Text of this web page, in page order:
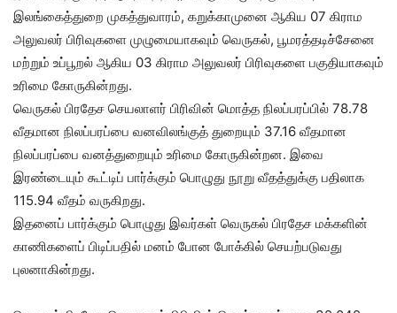
இலங்கைத்துறை முகத்துவாரம், கறுக்காமுனை ஆகிய 07 கிராம
அலுவலர் பிரிவுகளை முழுமையாகவும் வெருகல், பூமரத்தடிச்சேனை
மற்றும் உப்பூறல் ஆகிய 03 கிராம அலுவலர் பிரிவுகளை பகுதியாகவும்
உரிமை கோருகின்றது.
வெருகல் பிரதேச செயலாளர் பிரிவின் மொத்த நிலப்பரப்பில் 78.78
வீதமான நிலப்பரப்பை வனவிலங்குத் துறையும் 37.16 வீதமான
நிலப்பரப்பை வனத்துறையும் உரிமை கோருகின்றன. இவை
இரண்டையும் கூட்டிப் பார்க்கும் பொழுது நூறு வீதத்துக்கு பதிலாக
115.94 வீதம் வருகிறது.
இதனைப் பார்க்கும் பொழுது இவர்கள் வெருகல் பிரதேச மக்களின்
காணிகளைப் பிடிப்பதில் மனம் போன போக்கில் செயற்படுவது
புலனாகின்றது.